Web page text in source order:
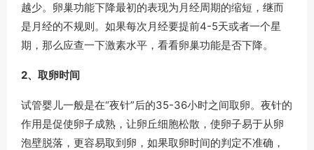
越少。卵巢功能下降最初的表现为月经周期的缩短，继而
是月经的不规则。如果每次月经要提前4-5天或者一个星
期，那么应查一下激素水平，看看卵巢功能是否下降。
2、取卵时间
试管婴儿一般是在“夜针”后的35-36小时之间取卵。夜针的
作用是促使卵子成熟，让卵丘细胞松散，使卵子易于从卵
泡壁脱落，更容易取到卵，如果取卵时间的判定不准确，